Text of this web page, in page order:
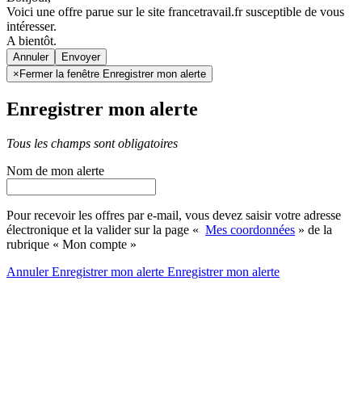
Voici une offre parue sur le site francetravail.fr susceptible de vous
intéresser.
A bientôt.
Annuler
× Fermer la fenêtre Enregistrer mon alerte
Enregistrer mon alerte
Tous les champs sont obligatoires
Nom de mon alerte
Pour recevoir les offres par e-mail, vous devez saisir votre adresse
électronique et la valider sur la page « Mes coordonnées » de la
rubrique « Mon compte »
AnnulerEnregistrer mon alerte Enregistrermon alerte